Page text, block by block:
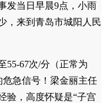
发当日早晨9点，小雨
，来到青岛市城阳人民
55-67次/分（正常为
危急信号！梁金丽主任
验，高度怀疑是“子宫